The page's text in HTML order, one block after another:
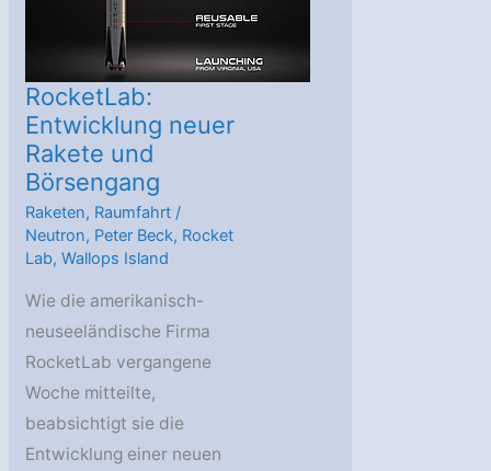
RocketLab:
Entwicklung neuer
Rakete und
Börsengang
Raketen, Raumfahrt /
Neutron, Peter Beck, Rocket
Lab,Wallops Island
Wie die amerikanisch-
neuseeländische Firma
RocketLab vergangene
Woche mitteilte,
beabsichtigt sie die
Entwicklung einer neuen